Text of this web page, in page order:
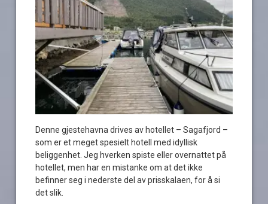
Denne gjestehavna drives av hotellet – Sagafjord –
som er et meget spesielt hotell med idyllisk
beliggenhet. Jeg hverken spiste eller overnattet på
hotellet, men har en mistanke om at det ikke
befinner seg i nederste del av prisskalaen, for å si
det slik.